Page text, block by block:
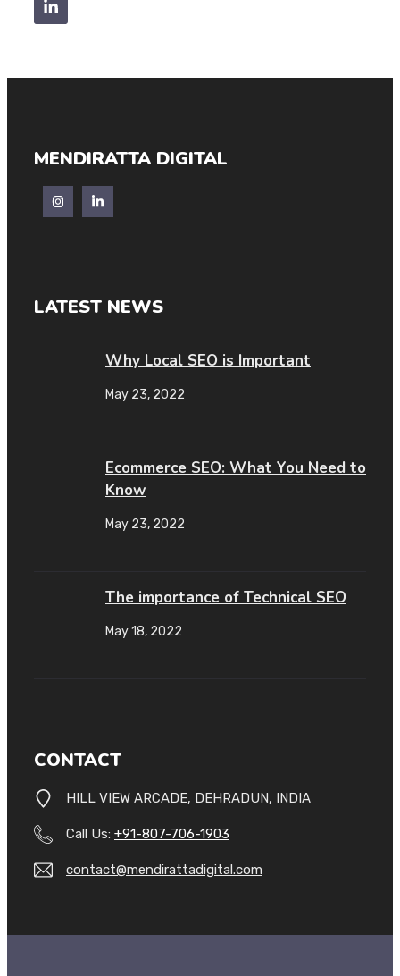
MENDIRATTA DIGITAL
LATEST NEWS
Why Local SEO is Important
May 23, 2022
Ecommerce SEO: What You Need to
Know
May 23, 2022
The importance of Technical SEO
May 18, 2022
CONTACT
HILL VIEW ARCADE, DEHRADUN, INDIA
Call Us: +91-807-706-1903
contact@mendirattadigital.com